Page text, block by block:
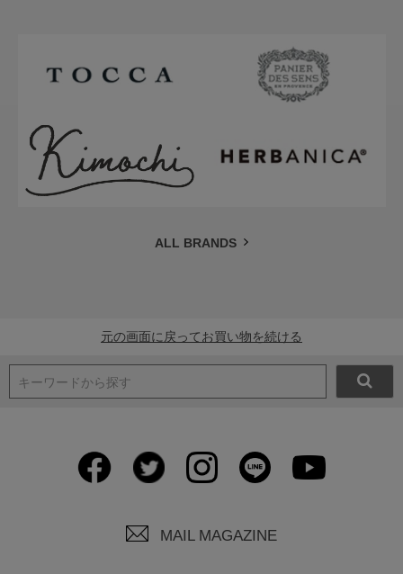
ALL BRANDS
元の画面に戻ってお買い物を続ける
キーワードから探す
MAIL MAGAZINE